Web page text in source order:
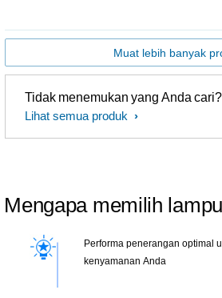
Muat lebih banyak
Tidak menemukan yang Anda cari?
Lihat semua produk
Mengapa memilih
Performa penerangan optimal
kenyamanan Anda